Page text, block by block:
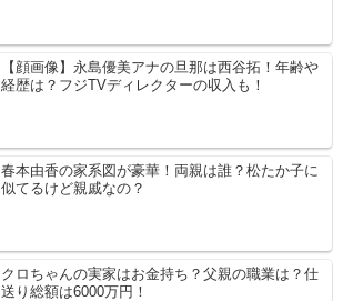
【顔画像】永島優美アナの旦那は西谷拓！年齢や
経歴は？フジTVディレクターの収入も！
春本由香の家系図が豪華！両親は誰？松たか子に
似てるけど親戚なの？
クロちゃんの実家はお金持ち？父親の職業は？仕
送り総額は6000万円！